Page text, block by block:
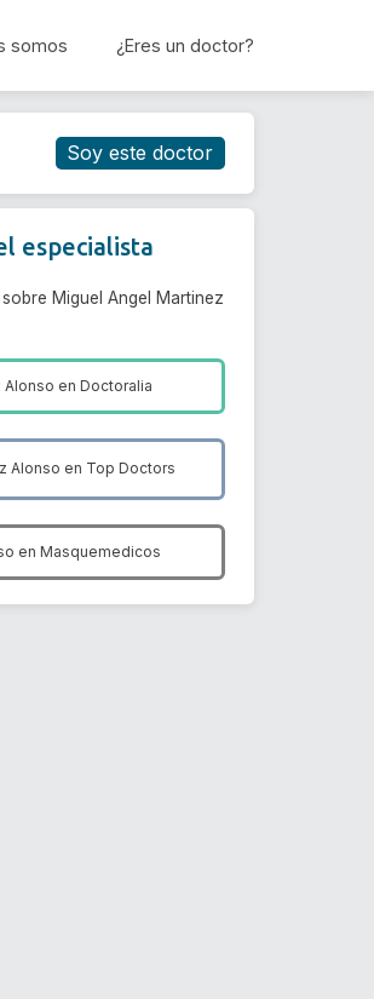
somos ¿Eres un doctor?
Reservar cita
Soy este doctor
especialista
Miguel Angel Martinez
Alonso enDoctoralia
Alonso en Top Doctors
en Masquemedicos